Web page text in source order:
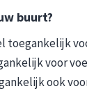
buurt?
toegankelijk
voor
ook